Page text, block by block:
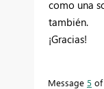
como una
también.
¡Gracias!
Message 5 of